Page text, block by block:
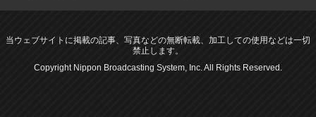
当ウェブサイトに掲載の記事、写真などの無断転載、加工しての使用などは一切
禁止します。
Copyright Nippon Broadcasting System, Inc. All Rights Reserved.